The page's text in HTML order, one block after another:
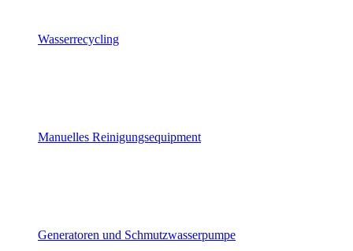
Wasserrecycling
Manuelles Reinigungsequipment
Generatoren und Schmutzwasserpumpe